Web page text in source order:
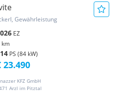
Gewährleistung
EZ
km
PS (84 kW)
KFZ GmbH
Arzl im Pitztal
23.490